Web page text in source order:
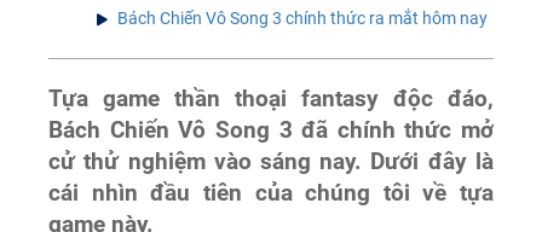
Bách Chiến Vô Song 3 chính thức ra mắt hôm nay
Tựa game thần thoại fantasy độc đáo,
Bách Chiến Vô Song 3 đã chính thức mở
cử thử nghiệm vào sáng nay. Dưới đây là
cái nhìn đầu tiên của chúng tôi về tựa
game này.